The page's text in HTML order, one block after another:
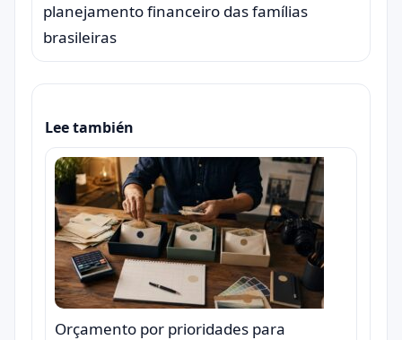
planejamento financeiro das famílias
brasileiras
Lee también
Orçamento por prioridades para